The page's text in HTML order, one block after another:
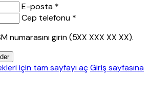
E-posta *
Cep telefonu *
numarasını girin (5XX XXX XX XX).
için tam sayfayı açGiriş sayfasına